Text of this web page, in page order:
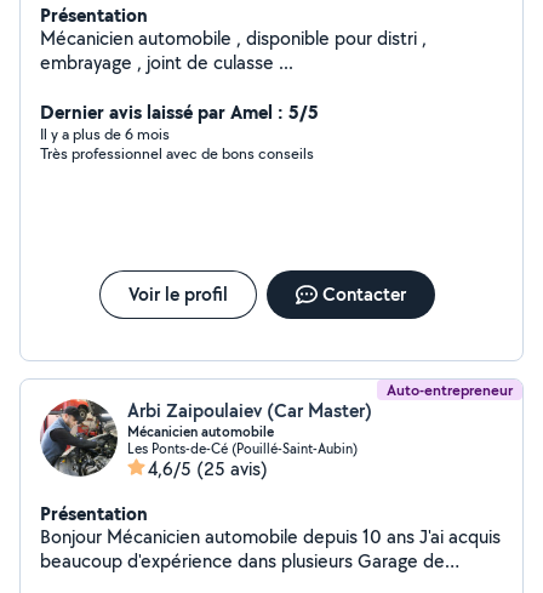
Présentation
Mécanicien automobile , disponible pour distri ,
embrayage , joint de culasse ...
Dernier avis laissé par Amel : 5/5
Il y a plus de 6 mois
Très professionnel avec de bons conseils
Voir le profil Contacter
Auto-entrepreneur
Arbi Zaipoulaiev (Car Master)
Mécanicien automobile
Les Ponts-de-Cé (Pouillé-Saint-Aubin)
4,6/5 (25 avis)
Présentation
Bonjour Mécanicien automobile depuis 10 ans J'ai acquis
beaucoup d'expérience dans plusieurs Garage de